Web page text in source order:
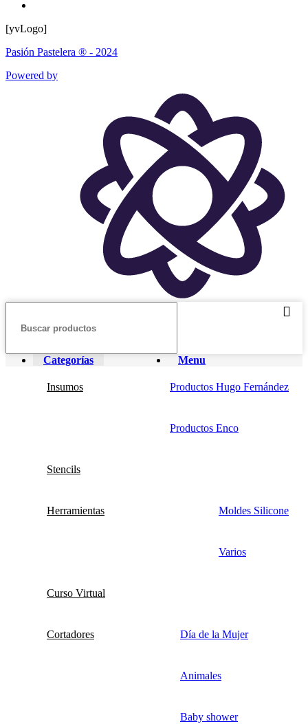
[yvLogo]
Pasión Pastelera ® - 2024
Powered by
Menu
Categorías
Insumos Productos Hugo Fernández
Productos Enco
Stencils
Herramientas Moldes Silicone
Varios
Curso Virtual
Cortadores Día de la Mujer
Animales
Baby shower